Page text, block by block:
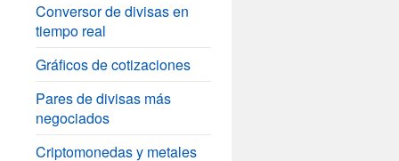
Conversor de divisas en
tiempo real
Gráficos de cotizaciones
Pares de divisas más
negociados
Criptomonedas y metales